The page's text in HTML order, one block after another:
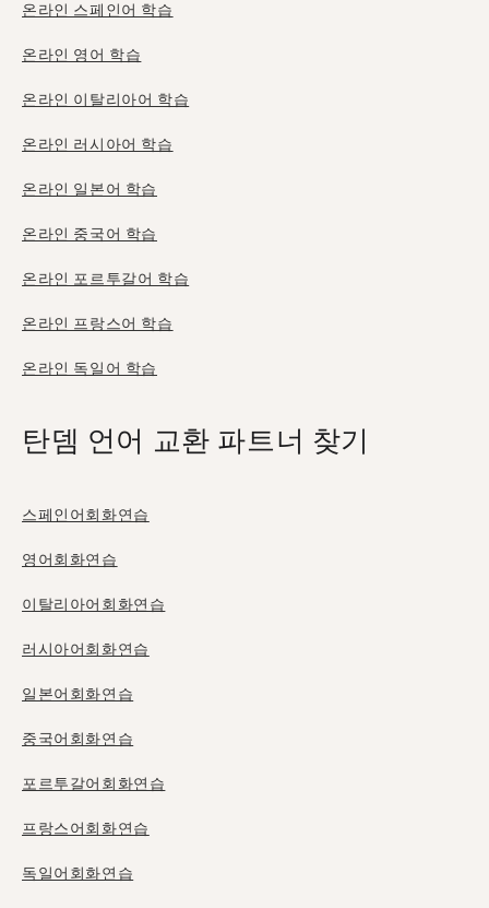
온라인 스페인어 학습
온라인 영어 학습
온라인 이탈리아어 학습
온라인 러시아어 학습
온라인 일본어 학습
온라인 중국어 학습
온라인 포르투갈어 학습
온라인 프랑스어 학습
온라인 독일어 학습
탄뎀 언어 교환 파트너 찾기
스페인어회화연습
영어회화연습
이탈리아어회화연습
러시아어회화연습
일본어회화연습
중국어회화연습
포르투갈어회화연습
프랑스어회화연습
독일어회화연습